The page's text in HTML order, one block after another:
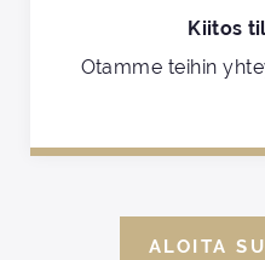
Kiitos
Otamme teihin
ALOITA